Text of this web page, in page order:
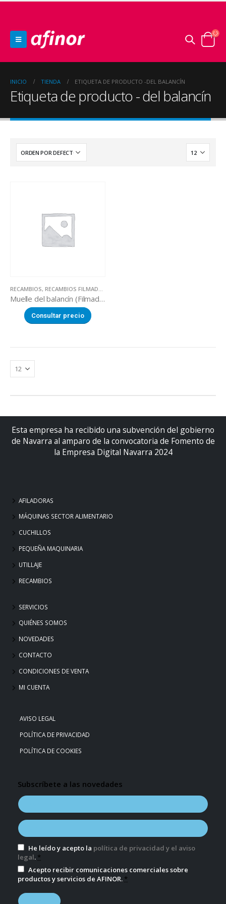
INICIO TIENDA ETIQUETA DE PRODUCTO -DEL BALANCÍN
Etiqueta de producto - del balancín
RECAMBIOS, RECAMBIOS FILMADORAS MANUALES
Muelle del balancín (Filmadora LOVERO SW-450)
Consultar precio
Esta empresa ha recibido una subvención del gobierno
de Navarra al amparo de la convocatoria de Fomento de
la Empresa Digital Navarra 2024
AFILADORAS
MÁQUINAS SECTOR ALIMENTARIO
CUCHILLOS
PEQUEÑA MAQUINARIA
UTILLAJE
RECAMBIOS
SERVICIOS
QUIÉNES SOMOS
NOVEDADES
CONTACTO
CONDICIONES DE VENTA
MI CUENTA
AVISO LEGAL
POLÍTICA DE PRIVACIDAD
POLÍTICA DE COOKIES
Subscríbete a las novedades
He leído y acepto la política de privacidad y el aviso
legal. *
Acepto recibir comunicaciones comerciales sobre
productos y servicios de AFINOR. *